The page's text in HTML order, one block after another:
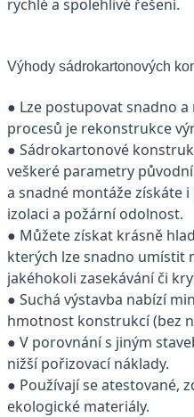
rychlé a spolehlivé řešení.
Výhody sádrokartonových
● Lze postupovat snadno
procesů je rekonstrukce
● Sádrokartonové
veškeré parametry
a snadné montáže získáte
izolaci a požární odolnost.
● Můžete získat krásně
kterých lze snadno umístit
jakéhokoli zasekávání či
● Suchá výstavba nabízí
hmotnost konstrukcí (bez
● V porovnání s jiným
nižší pořizovací náklady.
● Používají se atestované,
ekologické materiály.